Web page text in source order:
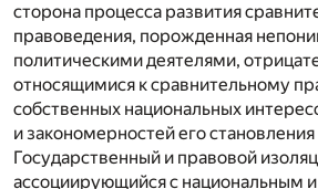
сторона процесса развития
правоведения, порожденная
политическими деятелями,
относящимися к сравнительному
собственных национальных
и закономерностей его становления
Государственный и правовой
ассоциирующийся с национальным